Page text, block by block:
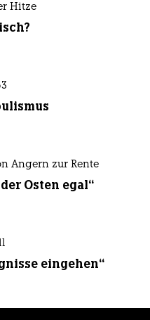
Hitze
Angern zur Rente
Osten egal“
eingehen“